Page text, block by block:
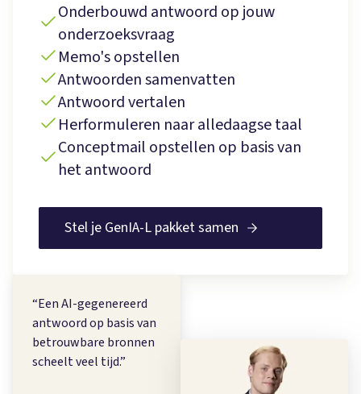
Onderbouwd antwoord op jouw
onderzoeksvraag
Memo's opstellen
Antwoorden samenvatten
Antwoord vertalen
Herformuleren naar alledaagse taal
Conceptmail opstellen op basis van
het antwoord
Stel je GenIA-L pakket samen
“Een AI-gegenereerd
antwoord op basis van
betrouwbare bronnen
scheelt veel tijd.”